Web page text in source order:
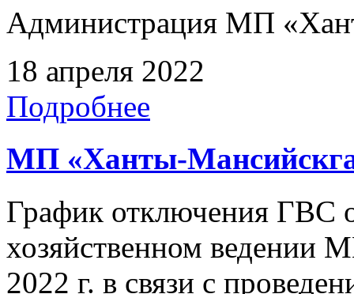
Администрация МП
18 апреля 2022
Подробнее
МП «Ханты-
График отключения ГВС
хозяйственном ведении
2022 г. в связи с